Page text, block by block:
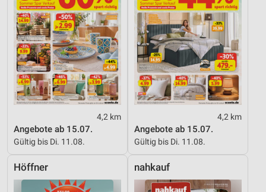
4,2 km
Angebote ab 15.07.
Gültig bis Di. 11.08.
4,2 km
Angebote ab 15.07.
Gültig bis Di. 11.08.
Höffner nahkauf